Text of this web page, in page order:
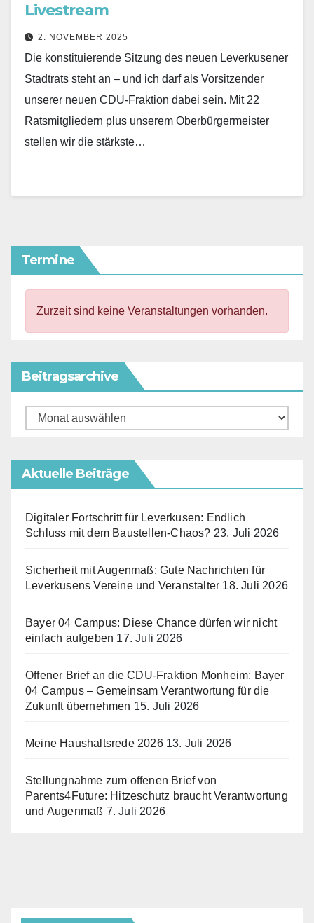
Livestream
2. NOVEMBER 2025
Die konstituierende Sitzung des neuen Leverkusener
Stadtrats steht an – und ich darf als Vorsitzender
unserer neuen CDU-Fraktion dabei sein. Mit 22
Ratsmitgliedern plus unserem Oberbürgermeister
stellen wir die stärkste…
Termine
Zurzeit sind keine Veranstaltungen vorhanden.
Beitragsarchive
Beitragsarchive
Aktuelle Beiträge
Digitaler Fortschritt für Leverkusen: Endlich
Schluss mit dem Baustellen-Chaos? 23. Juli 2026
Sicherheit mit Augenmaß: Gute Nachrichten für
Leverkusens Vereine und Veranstalter 18. Juli 2026
Bayer 04 Campus: Diese Chance dürfen wir nicht
einfach aufgeben 17. Juli 2026
Offener Brief an die CDU-Fraktion Monheim: Bayer
04 Campus – Gemeinsam Verantwortung für die
Zukunft übernehmen 15. Juli 2026
Meine Haushaltsrede 2026 13. Juli 2026
Stellungnahme zum offenen Brief von
Parents4Future: Hitzeschutz braucht Verantwortung
und Augenmaß 7. Juli 2026